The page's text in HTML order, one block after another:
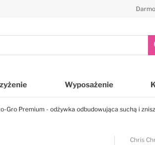
Wyposażenie
Gro Premium - odżywka odbudowująca suchą i
Chris